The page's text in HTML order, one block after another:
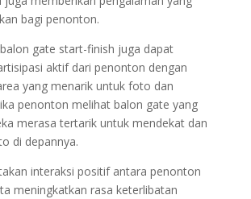
bagi penonton.
gate start-finish juga dapat
aktif dari penonton dengan
yang menarik untuk foto dan
penonton melihat balon gate yang
merasa tertarik untuk mendekat dan
di depannya.
interaksi positif antara penonton
meningkatkan rasa keterlibatan